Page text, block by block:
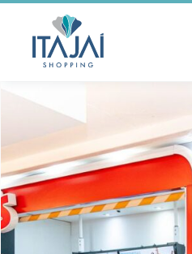
HORÁRIOS
Seg - Sáb 10h às 22h
Dom 14h às 20h
Alimentação e Lazer
Seg - Sáb 10h às 22h
Dom 11h às 22h
Ver
local
Uber
Cinema
Vitrine
virtual
Divulgue suas
promoções no
shopping.